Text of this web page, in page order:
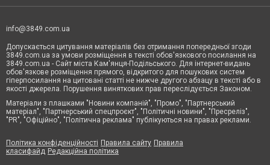
info@3849.com.ua
Допускається цитування матеріалів без отримання попередньої згоди
3849.com.ua за умови розміщення в тексті обов'язкового посилання на
3849.com.ua - Сайт міста Кам'янця-Подільського. Для інтернет-видань
обов'язкове розміщення прямого, відкритого для пошукових систем
гіперпосилання на цитовані статті не нижче другого абзацу в тексті або в
якості джерела. Порушення виняткових прав переслідується Законом.
Матеріали з плашками "Новини компаній", "Промо", "Партнерський
матеріал", "Партнерський спецпроєкт", "Політичні новини", "Пресреліз",
"PR", "Офіційно", "Політична реклама" публікуються на правах реклами.
Політика конфіденційності Правила сайту Правила
класифайд Редакційна політика